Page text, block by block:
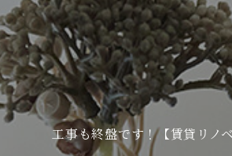
工事も終盤です！【賃貸リノ